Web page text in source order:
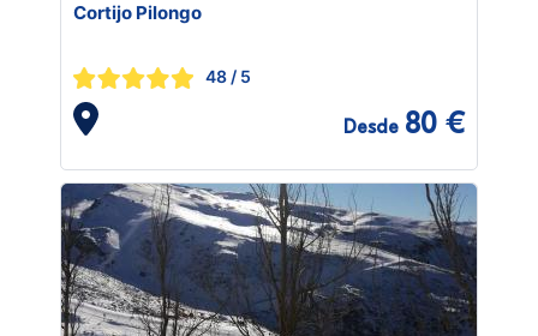
Cortijo Pilongo
48 / 5
Desde 80 €